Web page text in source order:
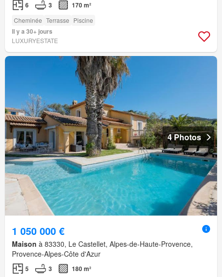
6 3 170 m²
Cheminée Terrasse Piscine
Il y a 30+ jours
LUXURYESTATE
4 Photos
1 050 000 €
Maison à 83330, Le Castellet, Alpes-de-Haute-Provence,
Provence-Alpes-Côte d'Azur
5 3 180 m²